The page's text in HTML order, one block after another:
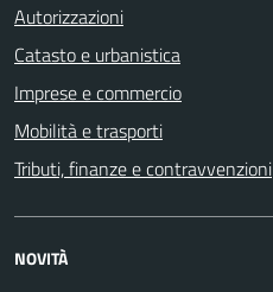
Autorizzazioni
Catasto e urbanistica
Imprese e commercio
Mobilità e trasporti
Tributi, finanze e contravvenzioni
NOVITÀ